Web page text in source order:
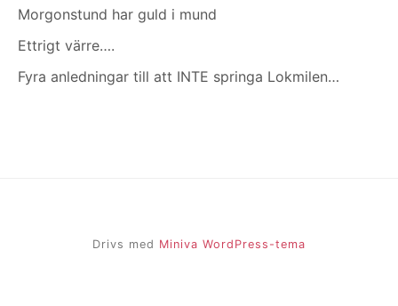
Morgonstund har guld i mund
Ettrigt värre….
Fyra anledningar till att INTE springa Lokmilen…
Drivs med Miniva WordPress-tema